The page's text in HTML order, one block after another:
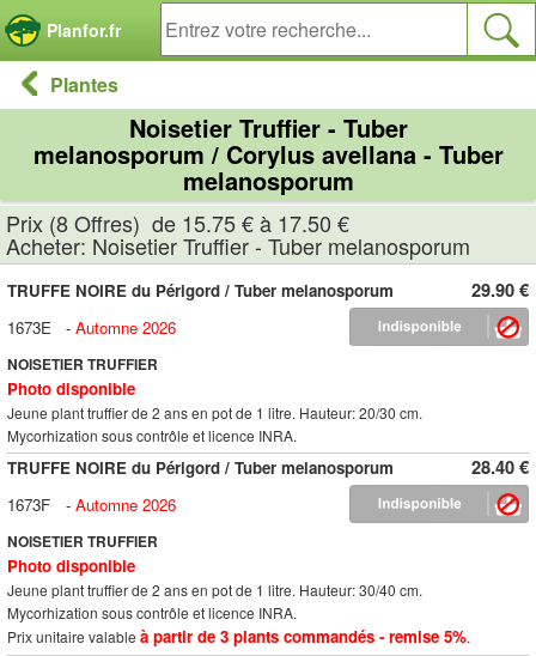
Planfor.fr
Plantes
Noisetier Truffier - Tuber
melanosporum / Corylus avellana - Tuber
melanosporum
Prix (8 Offres) de 15.75 € à 17.50 €
Acheter: Noisetier Truffier - Tuber melanosporum
29.90 €
TRUFFE NOIRE du Périgord / Tuber melanosporum
1673E
- Automne 2026
NOISETIER TRUFFIER
Photo disponible
Jeune plant truffier de 2 ans en pot de 1 litre. Hauteur: 20/30 cm.
Mycorhization sous contrôle et licence INRA.
28.40 €
TRUFFE NOIRE du Périgord / Tuber melanosporum
1673F
- Automne 2026
NOISETIER TRUFFIER
Photo disponible
Jeune plant truffier de 2 ans en pot de 1 litre. Hauteur: 30/40 cm.
Mycorhization sous contrôle et licence INRA.
Prix unitaire valable à partir de 3 plants commandés - remise 5%.
Panneau de gestion des cookies